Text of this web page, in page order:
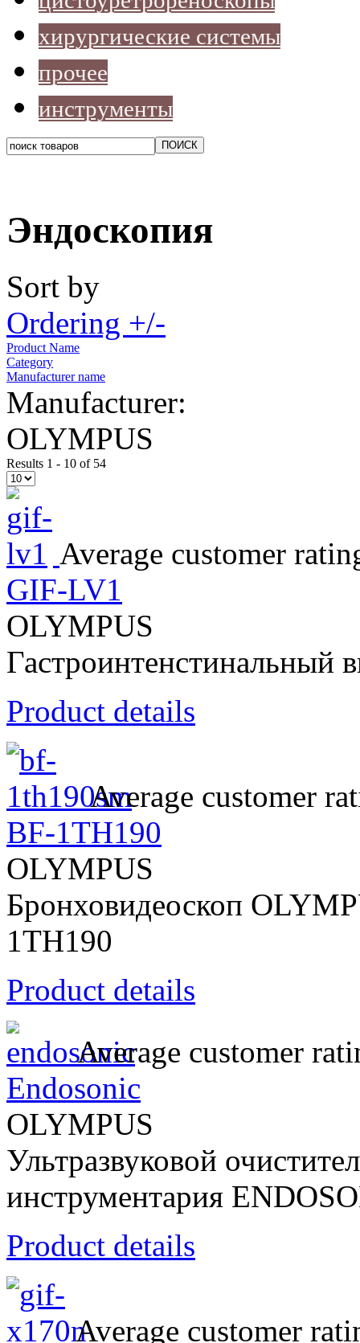
хирургические системы
прочее
инструменты
Эндоскопия
Sort by
Ordering +/-
Product Name
Category
Manufacturer name
Manufacturer:
OLYMPUS
Results 1 - 10 of 54
Average customer
GIF-LV1
OLYMPUS
Гастроинтенстинальный
Product details
Average customer
BF-1TH190
OLYMPUS
Бронховидеоскоп
1TH190
Product details
Average customer
Endosonic
OLYMPUS
Ультразвуковой
инструментария
Product details
Average customer